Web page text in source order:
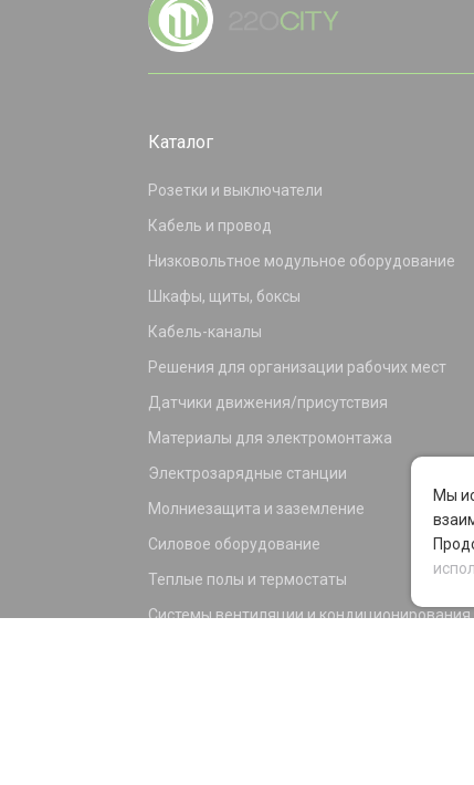
Каталог
Розетки и выключатели
Кабель и провод
Низковольтное модульное оборудование
Шкафы, щиты, боксы
Кабель-каналы
Решения для организации рабочих мест
Датчики движения/присутствия
Материалы для электромонтажа
Электрозарядные станции
Молниезащита и заземление
Силовое оборудование
Теплые полы и термостаты
Системы вентиляции и кондиционирования
Мы